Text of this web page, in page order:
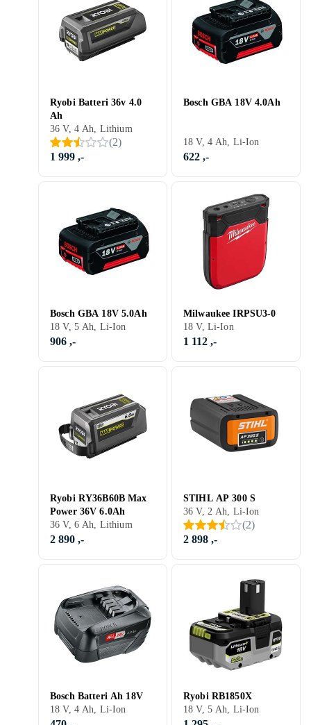
Ryobi Batteri 36v 4.0
Ah
36 V, 4 Ah, Lithium
(2)
1 999 ,-
Bosch GBA 18V 4.0Ah
18 V, 4 Ah, Li-Ion
622 ,-
Bosch GBA 18V 5.0Ah
18 V, 5 Ah, Li-Ion
906 ,-
Milwaukee IRPSU3-0
18 V, Li-Ion
1 112 ,-
Ryobi RY36B60B Max
Power 36V 6.0Ah
36 V, 6 Ah, Lithium
2 890 ,-
STIHL AP 300 S
36 V, 2 Ah, Li-Ion
(2)
2 898 ,-
Bosch Batteri Ah 18V
18 V, 4 Ah, Li-Ion
Ryobi RB1850X
18 V, 5 Ah, Li-Ion